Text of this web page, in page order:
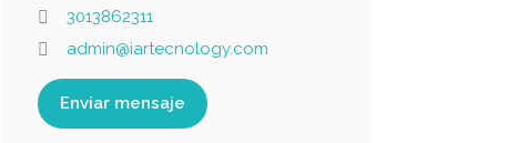
3013862311
admin@iartecnology.com
Enviar mensaje